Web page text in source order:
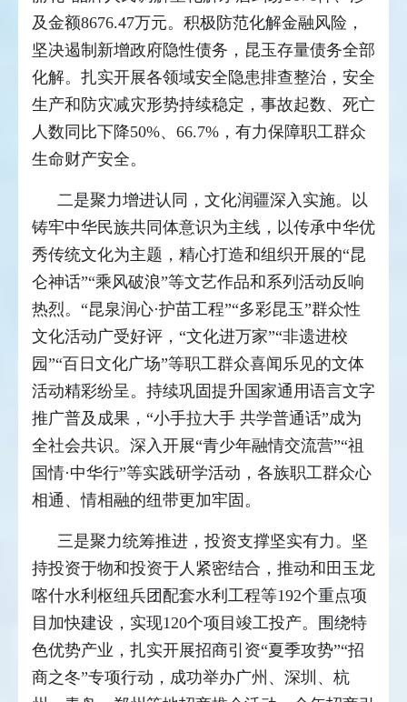
及金额8676.47万元。积极防范化解金融风险，
坚决遏制新增政府隐性债务，昆玉存量债务全部
化解。扎实开展各领域安全隐患排查整治，安全
生产和防灾减灾形势持续稳定，事故起数、死亡
人数同比下降50%、66.7%，有力保障职工群众
生命财产安全。
二是聚力增进认同，文化润疆深入实施。以
铸牢中华民族共同体意识为主线，以传承中华优
秀传统文化为主题，精心打造和组织开展的“昆
仑神话”“乘风破浪”等文艺作品和系列活动反响
热烈。“昆泉润心·护苗工程”“多彩昆玉”群众性
文化活动广受好评，“文化进万家”“非遗进校
园”“百日文化广场”等职工群众喜闻乐见的文体
活动精彩纷呈。持续巩固提升国家通用语言文字
推广普及成果，“小手拉大手 共学普通话”成为
全社会共识。深入开展“青少年融情交流营”“祖
国情·中华行”等实践研学活动，各族职工群众心
相通、情相融的纽带更加牢固。
三是聚力统筹推进，投资支撑坚实有力。坚
持投资于物和投资于人紧密结合，推动和田玉龙
喀什水利枢纽兵团配套水利工程等192个重点项
目加快建设，实现120个项目竣工投产。围绕特
色优势产业，扎实开展招商引资“夏季攻势”“招
商之冬”专项行动，成功举办广州、深圳、杭